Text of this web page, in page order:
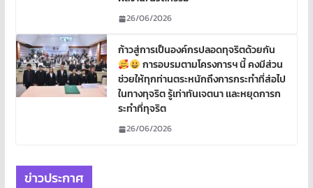
26/06/2026
ก้าวสู่การเป็นองค์กรปลอดทุจริตด้วยกัน
การอบรมตามโครงการฯ นี้ คงมีส่วน
ช่วยให้ทุกท่านตระหนักถึงการกระทำที่ส่อไป
ในทางทุจริต รู้เท่าทันเจตนา เเละหยุดการก
ระทำที่ทุจริต
26/06/2026
ข่าวประกาศ